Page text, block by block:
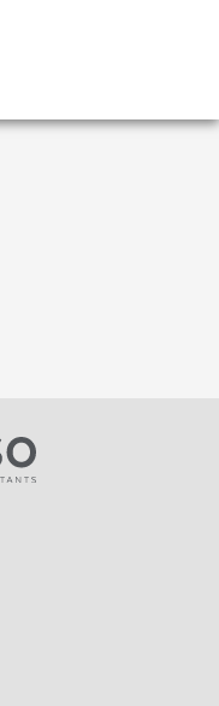
massiven
von Gütern